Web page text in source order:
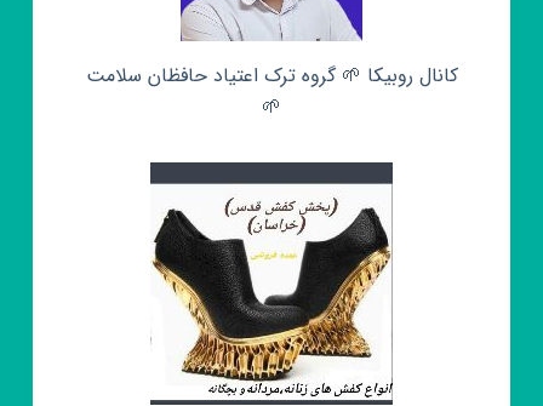
کانال روبیکا 🌱 گروه ترک اعتیاد حافظان سلامت
🌱